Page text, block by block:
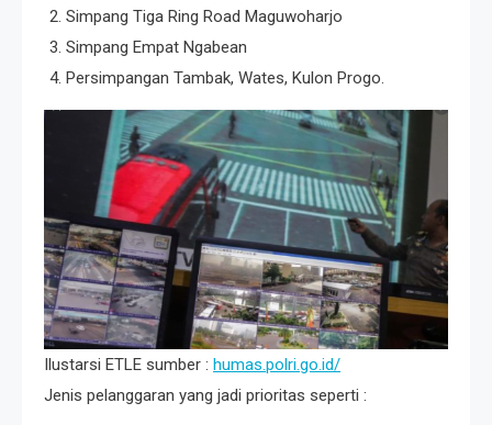
Simpang Tiga Ring Road Maguwoharjo
Simpang Empat Ngabean
Persimpangan Tambak, Wates, Kulon Progo.
Ilustarsi ETLE sumber : humas.polri.go.id/
Jenis pelanggaran yang jadi prioritas seperti :